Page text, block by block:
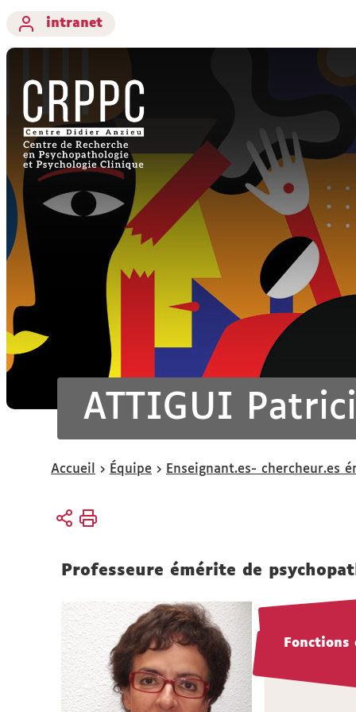
intranet
ATTIGUI
Vous
ici :
Accueil Équipe Enseignant.es- chercheur.es
Professeure émérite de